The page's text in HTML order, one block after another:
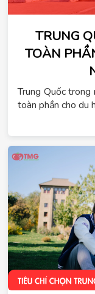
TRUNG
TOÀN
Trung Quốc
toàn phần cho du